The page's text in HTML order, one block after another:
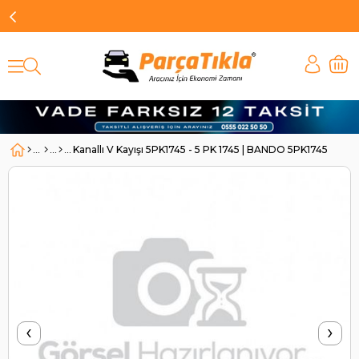
Kanallı V Kayışı 5PK1745 - 5 PK 1745 | BANDO 5PK1745
‹ ›